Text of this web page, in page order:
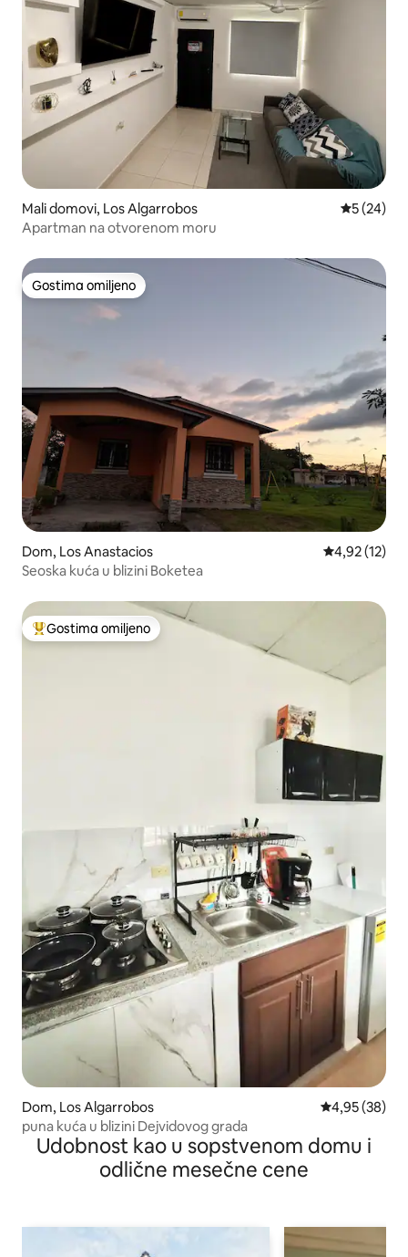
Mali domovi, Los Algarrobos Prosečna
5 (24)
Apartman na otvorenom moru
Gostima omiljeno
Gostima omiljeno
Dom, Los Anastacios Prosečna
4,92 (12)
Seoska kuća u blizini Boketea
Najuspešniji među gostima omiljenim
Gostima omiljeno
Dom, Los Algarrobos Prosečna
4,95 (38)
puna kuća u blizini Dejvidovog grada
Udobnost kao u sopstvenom domu i
odlične mesečne cene